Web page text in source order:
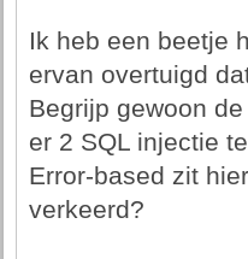
Ik heb een beetje
ervan overtuigd
Begrijp gewoon
er 2 SQL injectie
Error-based zit
verkeerd?